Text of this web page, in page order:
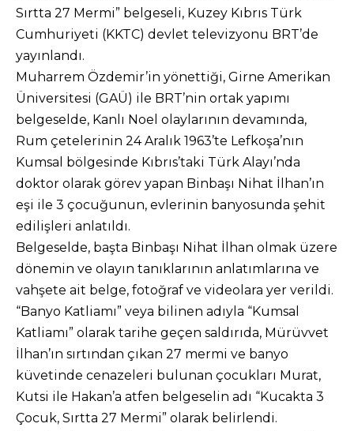
Sırtta 27 Mermi” belgeseli, Kuzey Kıbrıs Türk
Cumhuriyeti (KKTC) devlet televizyonu BRT’de
yayınlandı.
Muharrem Özdemir’in yönettiği, Girne Amerikan
Üniversitesi (GAÜ) ile BRT’nin ortak yapımı
belgeselde, Kanlı Noel olaylarının devamında,
Rum çetelerinin 24 Aralık 1963’te Lefkoşa’nın
Kumsal bölgesinde Kıbrıs’taki Türk Alayı’nda
doktor olarak görev yapan Binbaşı Nihat İlhan’ın
eşi ile 3 çocuğunun, evlerinin banyosunda şehit
edilişleri anlatıldı.
Belgeselde, başta Binbaşı Nihat İlhan olmak üzere
dönemin ve olayın tanıklarının anlatımlarına ve
vahşete ait belge, fotoğraf ve videolara yer verildi.
“Banyo Katliamı” veya bilinen adıyla “Kumsal
Katliamı” olarak tarihe geçen saldırıda, Mürüvvet
İlhan’ın sırtından çıkan 27 mermi ve banyo
küvetinde cenazeleri bulunan çocukları Murat,
Kutsi ile Hakan’a atfen belgeselin adı “Kucakta 3
Çocuk, Sırtta 27 Mermi” olarak belirlendi.